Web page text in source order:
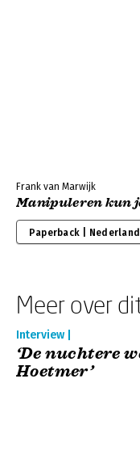
Frank van Marwijk
Manipuleren kun
Paperback |
Meer over
Interview |
‘De nuchtere
Hoetmer’